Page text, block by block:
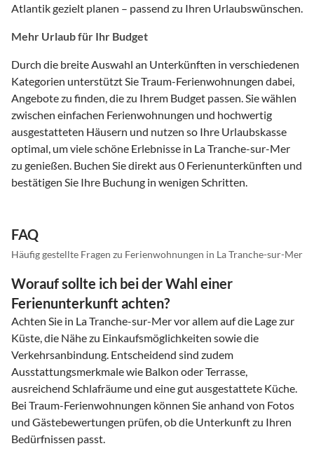
Atlantik gezielt planen – passend zu Ihren Urlaubswünschen.
Mehr Urlaub für Ihr Budget
Durch die breite Auswahl an Unterkünften in verschiedenen
Kategorien unterstützt Sie Traum-Ferienwohnungen dabei,
Angebote zu finden, die zu Ihrem Budget passen. Sie wählen
zwischen einfachen Ferienwohnungen und hochwertig
ausgestatteten Häusern und nutzen so Ihre Urlaubskasse
optimal, um viele schöne Erlebnisse in La Tranche-sur-Mer
zu genießen. Buchen Sie direkt aus 0 Ferienunterkünften und
bestätigen Sie Ihre Buchung in wenigen Schritten.
FAQ
Häufig gestellte Fragen zu Ferienwohnungen in La Tranche-sur-Mer
Worauf sollte ich bei der Wahl einer
Ferienunterkunft achten?
Achten Sie in La Tranche-sur-Mer vor allem auf die Lage zur
Küste, die Nähe zu Einkaufsmöglichkeiten sowie die
Verkehrsanbindung. Entscheidend sind zudem
Ausstattungsmerkmale wie Balkon oder Terrasse,
ausreichend Schlafräume und eine gut ausgestattete Küche.
Bei Traum-Ferienwohnungen können Sie anhand von Fotos
und Gästebewertungen prüfen, ob die Unterkunft zu Ihren
Bedürfnissen passt.